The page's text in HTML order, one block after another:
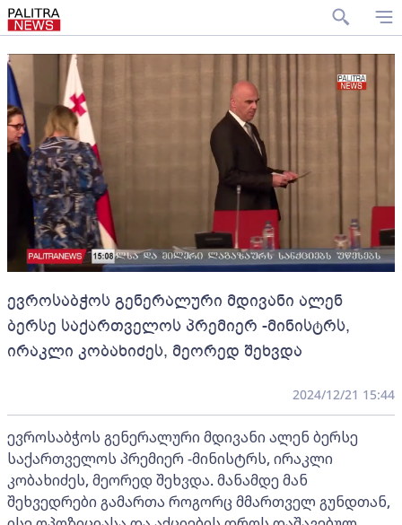
ევროსაბჭოს გენერალური მდივანი ალენ
ბერსე საქართველოს პრემიერ -მინისტრს,
ირაკლი კობახიძეს, მეორედ შეხვდა
2024/12/21 15:44
ევროსაბჭოს გენერალური მდივანი ალენ ბერსე
საქართველოს პრემიერ -მინისტრს, ირაკლი
კობახიძეს, მეორედ შეხვდა. მანამდე მან
შეხვედრები გამართა როგორც მმართველ გუნდთან,